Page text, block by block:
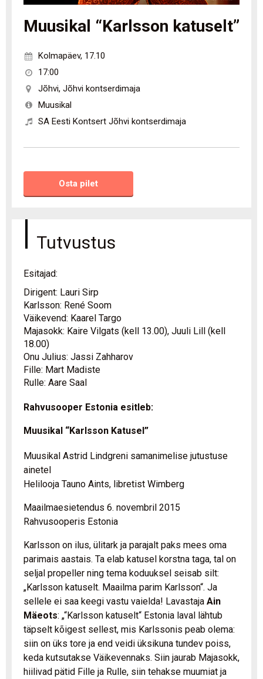
Muusikal “Karlsson katuselt”
Kolmapäev, 17.10
17:00
Jõhvi, Jõhvi kontserdimaja
Muusikal
SA Eesti Kontsert Jõhvi kontserdimaja
Osta pilet
Tutvustus
Esitajad:
Dirigent: Lauri Sirp
Karlsson: René Soom
Väikevend: Kaarel Targo
Majasokk: Kaire Vilgats (kell 13.00), Juuli Lill (kell
18.00)
Onu Julius: Jassi Zahharov
Fille: Mart Madiste
Rulle: Aare Saal
Rahvusooper Estonia esitleb:
Muusikal “Karlsson Katusel”
Muusikal Astrid Lindgreni samanimelise jutustuse
ainetel
Helilooja Tauno Aints, libretist Wimberg
Maailmaesietendus 6. novembril 2015
Rahvusooperis Estonia
Karlsson on ilus, ülitark ja parajalt paks mees oma
parimais aastais. Ta elab katusel korstna taga, tal on
seljal propeller ning tema koduuksel seisab silt:
„Karlsson katuselt. Maailma parim Karlsson“. Ja
sellele ei saa keegi vastu vaielda! Lavastaja Ain
Mäeots: „“Karlsson katuselt“ Estonia laval lähtub
täpselt kõigest sellest, mis Karlssonis peab olema:
siin on üks tore ja end veidi üksikuna tundev poiss,
keda kutsutakse Väikevennaks. Siin jaurab Majasokk,
hiilivad pätid Fille ja Rulle, siin tehakse muumiat ja